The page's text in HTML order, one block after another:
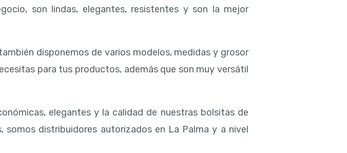
son lindas, elegantes, resistentes y son la mejor
disponemos de varios modelos, medidas y grosor
para tus productos, además que son muy versátil
elegantes y la calidad de nuestras bolsitas de
distribuidores autorizados en La Palma y a nivel